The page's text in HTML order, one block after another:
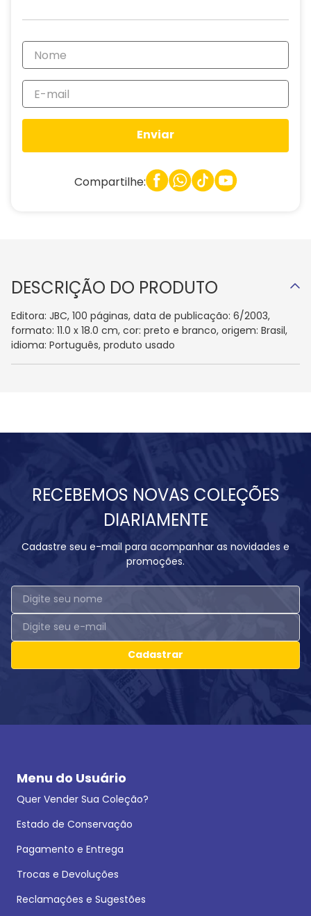
Enviar
Compartilhe:
DESCRIÇÃO DO PRODUTO
Editora: JBC, 100 páginas, data de publicação: 6/2003,
formato: 11.0 x 18.0 cm, cor: preto e branco, origem: Brasil,
idioma: Português, produto usado
RECEBEMOS NOVAS COLEÇÕES
DIARIAMENTE
Cadastre seu e-mail para acompanhar as novidades e
promoções.
Cadastrar
Menu do Usuário
Quer Vender Sua Coleção?
Estado de Conservação
Pagamento e Entrega
Trocas e Devoluções
Reclamações e Sugestões